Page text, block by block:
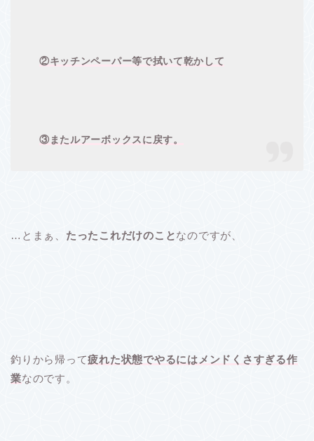
②キッチンペーパー等で拭いて乾かして
③またルアーボックスに戻す。
…とまぁ、 たったこれだけのことなのですが、
釣りから帰って疲れた状態でやるにはメンドくさすぎる作
業なのです。